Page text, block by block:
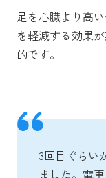
足を心臓より高
を軽減する効果
的です。
3回目ぐらい
ました。電